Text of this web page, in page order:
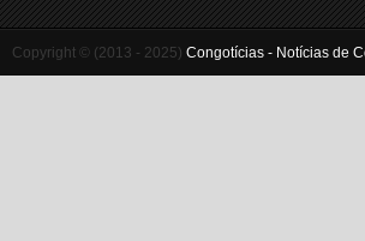
Copyright © (2013 - 2025) Congotícias - Notícias de